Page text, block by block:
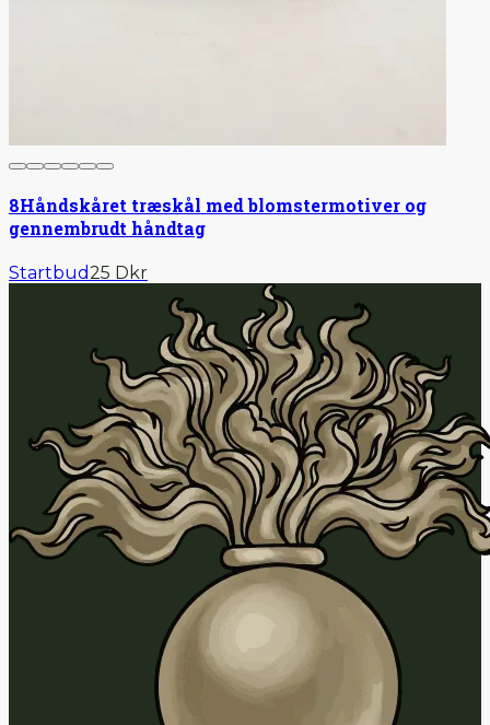
8Håndskåret træskål med blomstermotiver og
gennembrudt håndtag
Startbud25 Dkr